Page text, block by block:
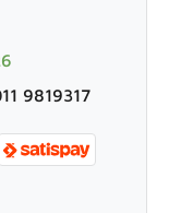
9819317